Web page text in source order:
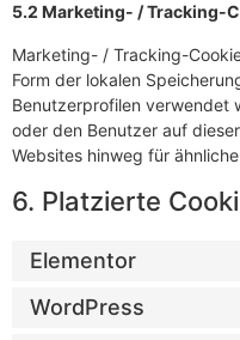
5.2 Marketing- / Tracking-
Marketing- / Tracking-
Form der lokalen
Benutzerprofilen verwendet
oder den Benutzer auf
Websites hinweg für
6. Platzierte
Elementor
WordPress